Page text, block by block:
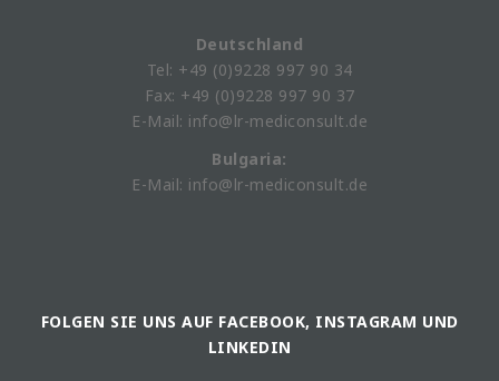
Deutschland
Tel: +49 (0)9228 997 90 34
Fax: +49 (0)9228 997 90 37
E-Mail: info@lr-mediconsult.de
Bulgaria:
E-Mail: info@lr-mediconsult.de
FOLGEN SIE UNS AUF FACEBOOK, INSTAGRAM UND
LINKEDIN